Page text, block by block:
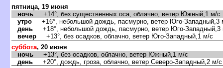
пятница, 19 июня
ночь +14°, без существенных оса, облачно, ветер Южный,1 м/с
утро +16°, небольшой дождь, пасмурно, ветер Юго-Западный,3
день +18°, небольшой дождь, пасмурно, ветер Юго-Западный,3
ечер +13°, без осадков, облачно, ветер Юго-Западный,1 м/с
суббота, 20 июня
ночь +13°, без осадков, облачно, ветер Южный,1 м/с
день +20°, дождь, гроза, облачно, ветер Северо-Западный,2 м/с